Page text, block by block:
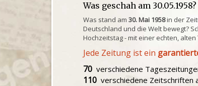
Was geschah am 30.05.1958?
Was stand am30. Mai 1958in der
Deutschland und die Welt bewegt?
Hochzeitstag - mit einer echten,
Jede Zeitung ist ein
70 verschiedene
110 verschiedene Zeitschriften